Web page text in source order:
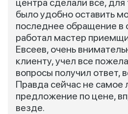
центра сделали все, для
было удобно оставить
последнее обращение в
работал мастер
Евсеев, очень
клиенту, учел все
вопросы получил ответ,
Правда сейчас не самое
предложение по цене,
везде.